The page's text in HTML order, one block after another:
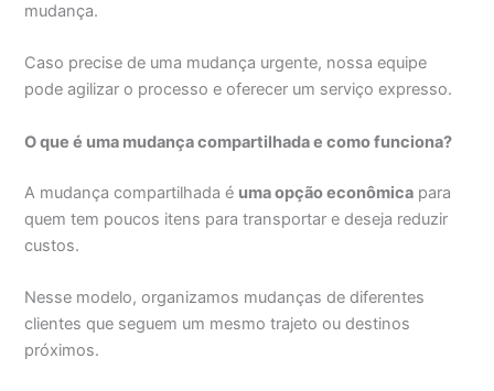
mudança.
Caso precise de uma mudança urgente, nossa equipe
pode agilizar o processo e oferecer um serviço expresso.
O que é uma mudança compartilhada e como funciona?
A mudança compartilhada é uma opção econômica para
quem tem poucos itens para transportar e deseja reduzir
custos.
Nesse modelo, organizamos mudanças de diferentes
clientes que seguem um mesmo trajeto ou destinos
próximos.